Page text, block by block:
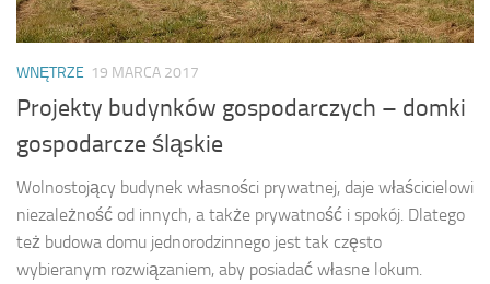
WNĘTRZE 19 MARCA 2017
Projekty budynków gospodarczych – domki
gospodarcze śląskie
Wolnostojący budynek własności prywatnej, daje właścicielowi
niezależność od innych, a także prywatność i spokój. Dlatego
też budowa domu jednorodzinnego jest tak często
wybieranym rozwiązaniem, aby posiadać własne lokum.